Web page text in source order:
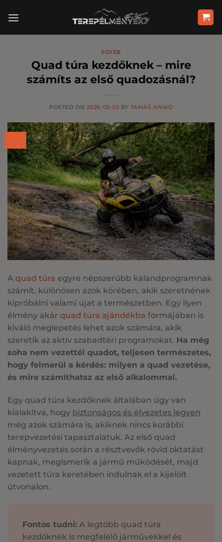
EGYÉB
Quad túra kezdőknek – mire
számíts az első quadozásnál?
POSTED ON 2026-03-20 BY TAMÁS ANIKÓ
A quad túra egyre népszerűbb kalandprogramnak
számít, különösen azok körében, akik szeretnének
kipróbálni valami újat a természetben. Egy ilyen
élmény akár quad túra ajándékba formájában is
kiváló meglepetés lehet azok számára, akik
szeretik az aktív szabadtéri programokat. Ha még
soha nem vezettél quadot, teljesen természetes,
hogy felmerül a kérdés: milyen a quad vezetése,
és mire számíthatsz az első alkalommal.
Egy quad túra kezdőknek általában úgy van
kialakítva, hogy biztonságos és élvezetes legyen
még azok számára is, akiknek nincs korábbi
terepvezetési tapasztalatuk. Az első quad
élményvezetés során a résztvevők rövid oktatást
kapnak, megismerik a jármű működését, majd
vezetett túra keretében indulnak el a kijelölt
útvonalon.
Fontos tudni: A legtöbb quad túra
kezdőknek is megfelelő járművekkel és